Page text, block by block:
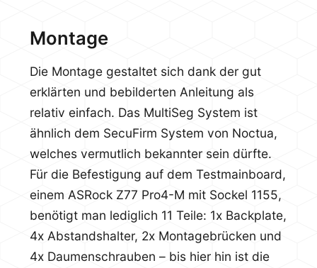
Montage
Die Montage gestaltet sich dank der gut
erklärten und bebilderten Anleitung als
relativ einfach. Das MultiSeg System ist
ähnlich dem SecuFirm System von Noctua,
welches vermutlich bekannter sein dürfte.
Für die Befestigung auf dem Testmainboard,
einem ASRock Z77 Pro4-M mit Sockel 1155,
benötigt man lediglich 11 Teile: 1x Backplate,
4x Abstandshalter, 2x Montagebrücken und
4x Daumenschrauben – bis hier hin ist die